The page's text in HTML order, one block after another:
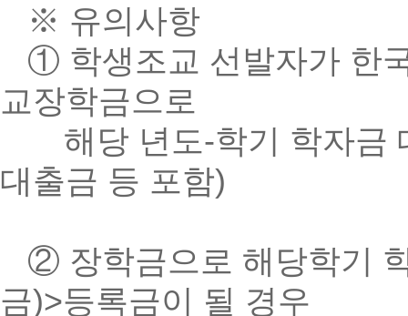
※ 유의사항
① 학생조교 선발자가 한
교장학금으로
해당 년도-학기 학자금
대출금 등 포함)
② 장학금으로 해당학기
금)>등록금이 될 경우